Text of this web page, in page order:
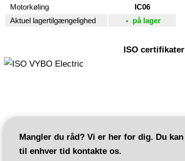
Motorkøling
IC06
Aktuel lagertilgængelighed
på lager
ISO certifikater
Mangler du råd? Vi er her for dig. Du kan
til enhver tid kontakte os.